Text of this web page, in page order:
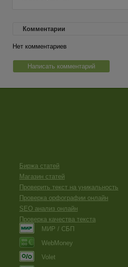
Комментарии
Нет комментариев
Написать комментарий
Биржа статей
Магазин статей
Проверить текст на уникальность
Проверка орфографии онлайн
SEO анализ онлайн
Проверка качества текста
МИР / СБП
WebMoney
Volet